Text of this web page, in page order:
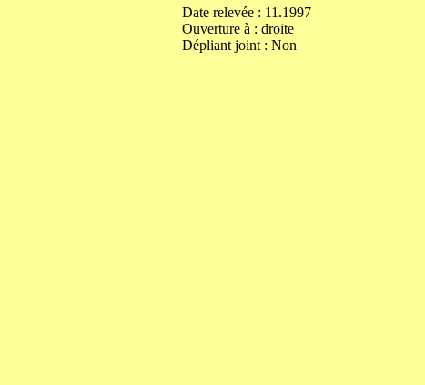
Date relevée : 11.1997
Ouverture à : droite
Dépliant joint : Non